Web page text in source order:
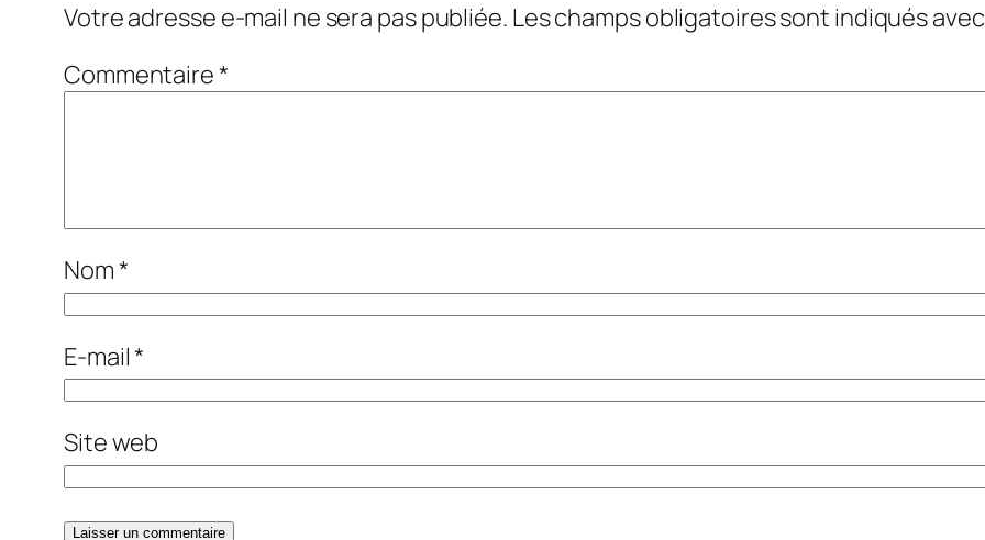
Votre adresse e-mail ne sera pas publiée. Les champs obligatoires sont indiqués
Commentaire*
Nom*
E-mail*
Site web